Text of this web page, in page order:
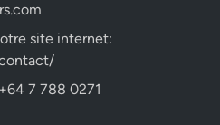
site internet:
7 788 0271